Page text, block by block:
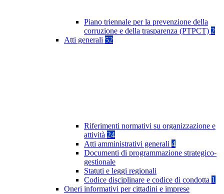
Piano triennale per la prevenzione della
corruzione e della trasparenza (PTPCT) 2
Atti generali 52
Riferimenti normativi su organizzazione e
attività 24
Atti amministrativi generali 4
Documenti di programmazione strategico-
gestionale
Statuti e leggi regionali
Codice disciplinare e codice di condotta 1
Oneri informativi per cittadini e imprese